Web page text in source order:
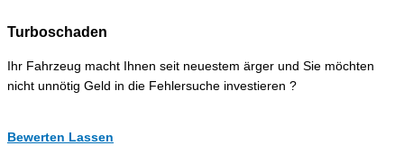
Turboschaden
Ihr Fahrzeug macht Ihnen seit neuestem ärger und Sie möchten
nicht unnötig Geld in die Fehlersuche investieren ?
Bewerten Lassen